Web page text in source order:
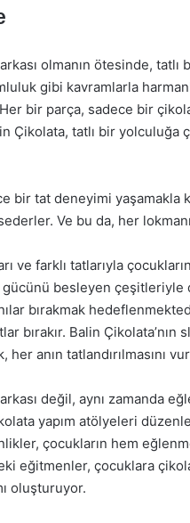
olmanın ötesinde, tatlı
gibi kavramlarla
bir parça, sadece bir
Çikolata, tatlı bir
bir tat deneyimi yaşamakla
Ve bu da, her
ve farklı tatlarıyla
gücünü besleyen
bırakmak
bırakır. Balin Çikolata’nın
her anın tatlandırılmasını
değil, aynı zamanda
yapım atölyeleri
çocukların hem
çocuklara
oluşturuyor.